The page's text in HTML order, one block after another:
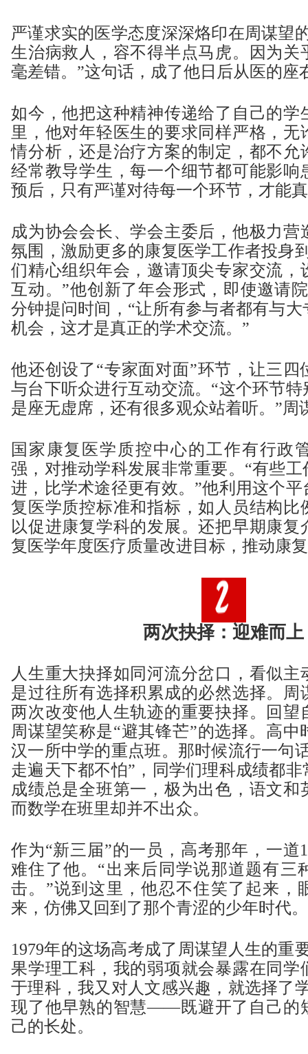
严谨求实的医学态度深深烙印在周谋望
生治病救人，容不得半点马虎。因为关
毫差错。”这句话，成了他日后从医的座
如今，他把这种精神传递给了自己的学
里，他对年轻医生的要求同样严格，无
情分析，还是治疗方案的制定，都不允
经常教导学生，每一个细节都可能影响
预后，只有严谨对待每一个环节，才能
成为协会会长、学会主委后，他极力营
氛围，激励更多的康复医学工作者投身
们精心组织年会，邀请顶尖专家交流，
互动。”他创新了年会形式，即使邀请
分钟提问时间，“让所有参与者都有与
机会，这才是真正的学术交流。”
他还创设了“专家面对面”环节，让三四
与台下听众进行互动交流。“这个环节
是座无虚席，还有很多观众站着听。”周
国家康复医学质控中心的工作有行政
强，对推动学科发展非常重要。“有些
进，比学术途径更有效。”他利用这个
复医学质控标准和指标，如人员结构比
以促进康复学科的发展。还把早期康复
复医学年度医疗质量改进目标，推动康
两次抉择：迎难而上
人生重大抉择如同河流分岔口，看似主
是过往所有选择积累成的必然选择。周
两次改变他人生轨迹的重要抉择。回望
周谋望笑称是“避其锋芒”的选择。高中
汉一所中学的重点班。那时候流行一句
走遍天下都不怕”，同学们理科成绩都
成绩总是全班第一，极为出色，语文和
而数学在班里却并不出众。
作为“新三届”的一员，高考那年，一道
难住了他。“出来后同学说那道题有三
击。”说到这里，他忍不住笑了起来，
来，仿佛又回到了那个青涩的少年时代。
1979年的这场高考成了周谋望人生的重
果学理工科，我的弱项就会暴露在同学
于理科，我又对人文感兴趣，就选择了
现了他早熟的智慧——既避开了自己的
己的长处。